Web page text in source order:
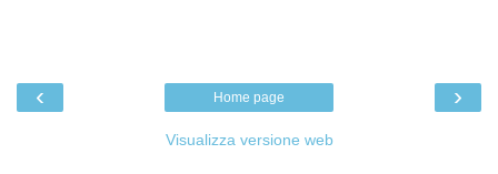
‹ ›
Home page
Visualizza versione web